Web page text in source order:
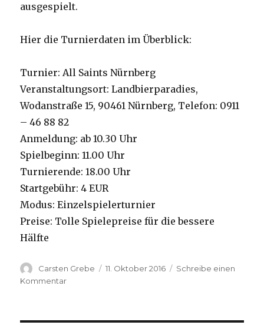
ausgespielt.
Hier die Turnierdaten im Überblick:
Turnier: All Saints Nürnberg
Veranstaltungsort: Landbierparadies,
Wodanstraße 15, 90461 Nürnberg, Telefon: 0911
– 46 88 82
Anmeldung: ab 10.30 Uhr
Spielbeginn: 11.00 Uhr
Turnierende: 18.00 Uhr
Startgebühr: 4 EUR
Modus: Einzelspielerturnier
Preise: Tolle Spielepreise für die bessere
Hälfte
Autor
Carsten Grebe
Veröffentlicht
11. Oktober 2016
Schreibe einen
Kommentar